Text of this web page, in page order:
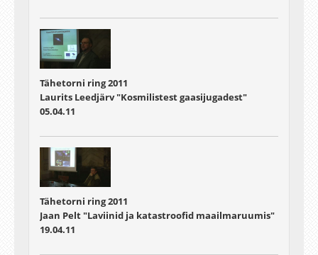
Tähetorni ring 2011
Laurits Leedjärv "Kosmilistest gaasijugadest"
05.04.11
Tähetorni ring 2011
Jaan Pelt "Laviinid ja katastroofid maailmaruumis"
19.04.11